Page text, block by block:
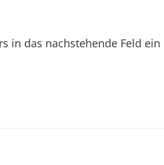
in das nachstehende Feld